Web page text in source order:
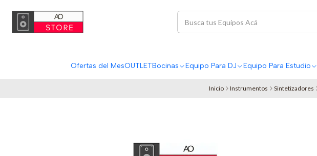
Ofertas del MesOUTLETBocinas Equipo Para DJ Equipo Para Estudio
Inicio Instrumentos Sintetizadores